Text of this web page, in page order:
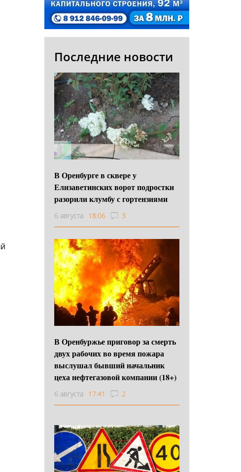
Последние новости
В Оренбурге в сквере у
Елизаветинских ворот подростки
разорили клумбу с гортензиями
6 августа 18:06 3
В Оренбуржье приговор за смерть
двух рабочих во время пожара
выслушал бывший начальник
цеха нефтегазовой компании (18+)
6 августа 17:41 2